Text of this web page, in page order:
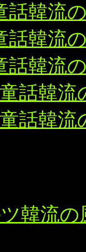
話韓流
話韓流
話韓流
話韓流
話韓流
韓流